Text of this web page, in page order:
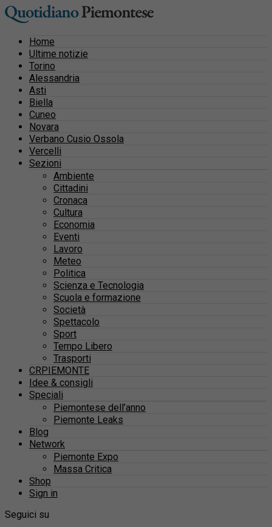
Home
Ultime notizie
Torino
Alessandria
Asti
Biella
Cuneo
Novara
Verbano Cusio Ossola
Vercelli
Sezioni
Ambiente
Cittadini
Cronaca
Cultura
Economia
Eventi
Lavoro
Meteo
Politica
Scienza e Tecnologia
Scuola e formazione
Società
Spettacolo
Sport
Tempo Libero
Trasporti
CRPIEMONTE
Idee & consigli
Speciali
Piemontese dell’anno
Piemonte Leaks
Blog
Network
Piemonte Expo
Massa Critica
Shop
Sign in
Seguici su